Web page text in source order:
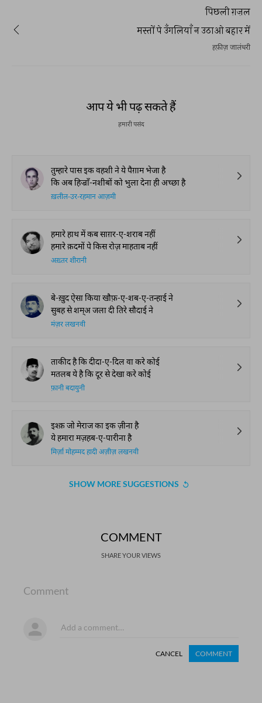
पिछली ग़ज़ल
मस्तों पे उँगलियाँ न उठाओ बहार में
हफ़ीज़ जालंधरी
आप ये भी पढ़ सकते हैं
हमारी पसंद
तुम्हारे पास इक वहशी ने ये पैग़ाम भेजा है
कि अब हिज्राँ-नशीबों को भुला देना ही अच्छा है
ख़लील-उर-रहमान आज़मी
हमारे हाथ में कब साग़र-ए-शराब नहीं
हमारे क़दमों पे किस रोज़ माहताब नहीं
अख़्तर शीरानी
बे-ख़ुद ऐसा किया खौफ़-ए-शब-ए-तन्हाई ने
सुबह से शम्अ जला दी तिरे सौदाई ने
मंज़र लखनवी
ताकीद है कि दीदा-ए-दिल वा करे कोई
मतलब ये है कि दूर से देखा करे कोई
फ़ानी बदायुनी
इश्क़ जो मेराज का इक ज़ीना है
ये हमारा मज़हब-ए-पारीना है
मिर्ज़ा मोहम्मद हादी अज़ीज़ लखनवी
SHOW MORE SUGGESTIONS
COMMENT
SHARE YOUR VIEWS
Comment
CANCEL COMMENT